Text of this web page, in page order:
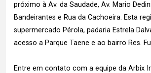
próximo à Av. da Saudade, Av. Mario
Bandeirantes e Rua da Cachoeira. Esta
supermercado Pérola, padaria Estrela
acesso a Parque Taene e ao bairro Res.
Entre em contato com a equipe da Arbix